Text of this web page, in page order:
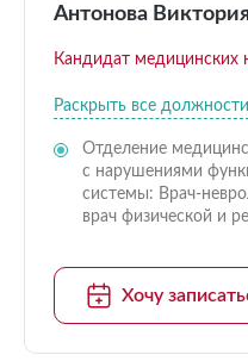
Антонова
Кандидат медицинских
Раскрыть все должности
Отделение
с нарушениями
системы: Врач-
врач физической и
Хочу